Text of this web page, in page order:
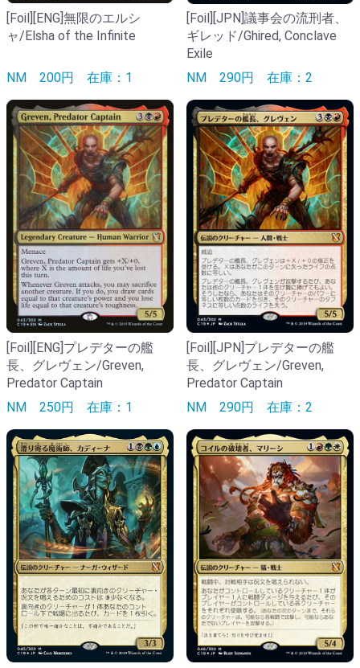
[Foil][ENG]無限のエルシ
ャ/Elsha of the Infinite
NM 200円 在庫：1
[Foil][JPN]議事会の流刑者、
ギレッド/Ghired, Conclave
Exile
NM 290円 在庫：2
[Foil][ENG]プレデターの艦
長、グレヴェン/Greven,
Predator Captain
NM 250円 在庫：1
[Foil][JPN]プレデターの艦
長、グレヴェン/Greven,
Predator Captain
NM 290円 在庫：2